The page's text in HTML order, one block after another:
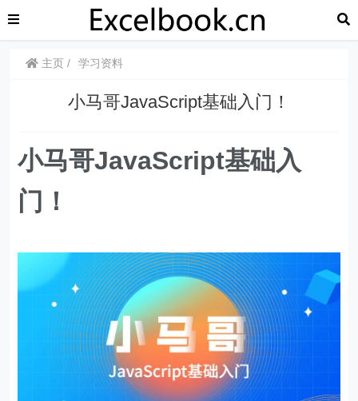
主页 学习资料
小马哥JavaScript基础入门！
小马哥JavaScript基础入
门！